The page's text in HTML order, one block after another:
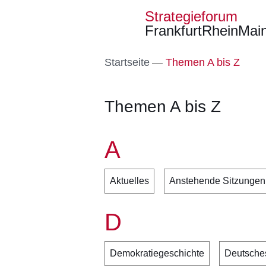
Direkt zum Kopf der
Direkt zum Inhalt
Direkt zum Fuß der
Strategieforum
Startseite Themen A bis Z
Themen A bis Z
A
Aktuelles Anstehende Sitzungen
D
Demokratiegeschichte